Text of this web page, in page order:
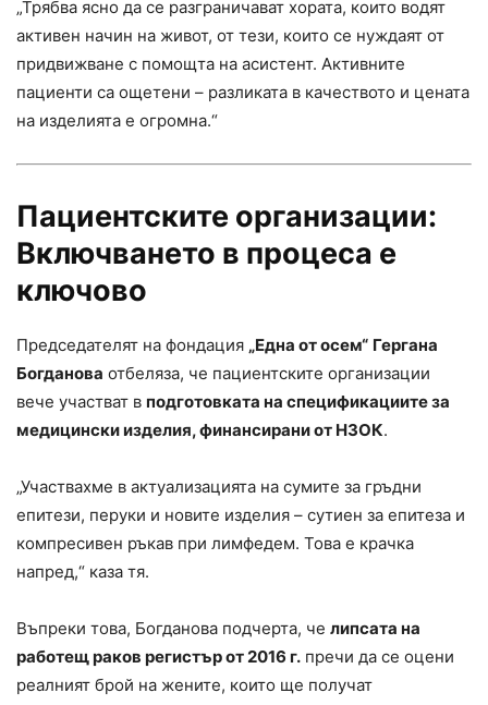
„Трябва ясно да се разграничават хората, които водят
активен начин на живот, от тези, които се нуждаят от
придвижване с помощта на асистент. Активните
пациенти са ощетени – разликата в качеството и цената
на изделията е огромна.“
Пациентските организации:
Включването в процеса е
ключово
Председателят на фондация „Една от осем“ Гергана
Богданова отбеляза, че пациентските организации
вече участват в подготовката на спецификациите за
медицински изделия, финансирани от НЗОК.
„Участвахме в актуализацията на сумите за гръдни
епитези, перуки и новите изделия – сутиен за епитеза и
компресивен ръкав при лимфедем. Това е крачка
напред,“ каза тя.
Въпреки това, Богданова подчерта, че липсата на
работещ раков регистър от 2016 г. пречи да се оцени
реалният брой на жените, които ще получат